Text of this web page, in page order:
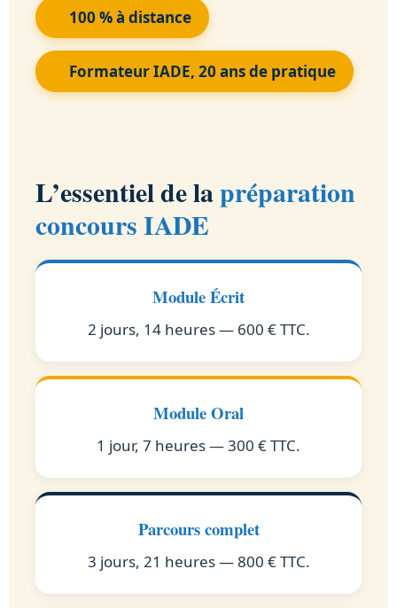
100 % à distance
Formateur IADE, 20 ans de pratique
L’essentiel de lapréparation
concours IADE
Module Écrit
2 jours, 14 heures — 600 € TTC.
Module Oral
1 jour, 7 heures — 300 € TTC.
Parcours complet
3 jours, 21 heures — 800 € TTC.